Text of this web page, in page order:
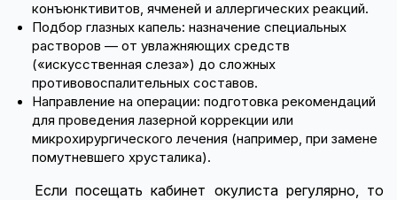
конъюнктивитов, ячменей и аллергических реакций.
Подбор глазных капель: назначение специальных
растворов — от увлажняющих средств
(«искусственная слеза») до сложных
противовоспалительных составов.
Направление на операции: подготовка рекомендаций
для проведения лазерной коррекции или
микрохирургического лечения (например, при замене
помутневшего хрусталика).
Если посещать кабинет окулиста регулярно, то